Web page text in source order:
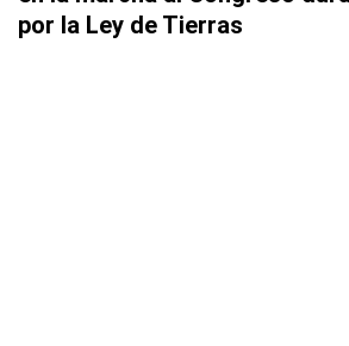
por la Ley de Tierras